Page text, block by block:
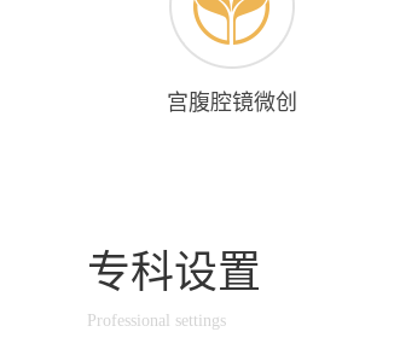
宫腹腔镜微创
专科设置
Professional settings